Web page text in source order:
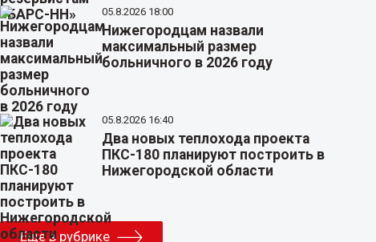
05.8.2026 18:00
Нижегородцам назвали
максимальный размер
больничного в 2026 году
05.8.2026 16:40
Два новых теплохода проекта
ПКС-180 планируют построить в
Нижегородской области
Еще в рубрике